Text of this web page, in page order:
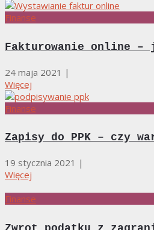
Finanse
Fakturowanie online –
24 maja 2021 |
Więcej
Finanse
Zapisy do PPK – czy
19 stycznia 2021 |
Więcej
Finanse